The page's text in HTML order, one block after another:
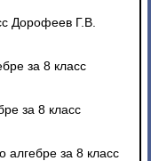
Дорофеев Г.В.
за 8 класс
за 8 класс
алгебре за 8 класс